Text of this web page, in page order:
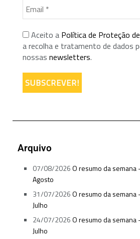
Aceito a Política de Proteção
a recolha e tratamento de dados
nossas newsletters.
Arquivo
07/08/2026O resumo da
Agosto
31/07/2026O resumo da
Julho
24/07/2026O resumo da
Julho